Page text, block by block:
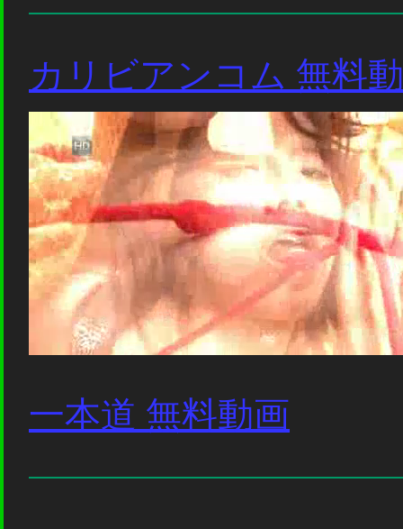
カリビアンコム 無料
一本道 無料動画